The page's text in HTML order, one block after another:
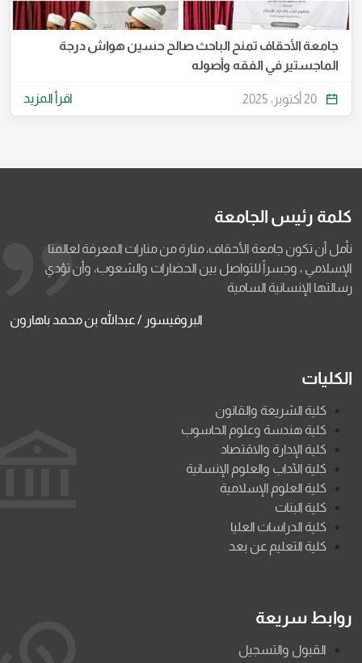
جامعة الأحقاف تمنح الباحث صالح حسين هواش درجة
الماجستير في الفقه وأصوله
20 أكتوبر، 2025 اقرأ المزيد
كلمة رئيس الجامعة
نأمل أن تكون جامعة الأحقاف، منارة من منارات المعرفة لعالمنا
الإسلامي ، وجسراً للتواصل بين الحضارات والشعوب، وأن تؤدي
رسالتها الإنسانية السامية
البروفيسور / عبدالله بن محمد باهارون
الكليات
كلية الشريعة والقانون
كلية هندسة وعلوم الحاسوب
كلية الإدارة والاقتصاد
كلية الآداب والعلوم الإنسانية
كلية العلوم الإسلامية
كلية البنات
كلية الدراسات العليا
كلية التعليم عن بعد
روابط سريعة
القبول والتسجيل